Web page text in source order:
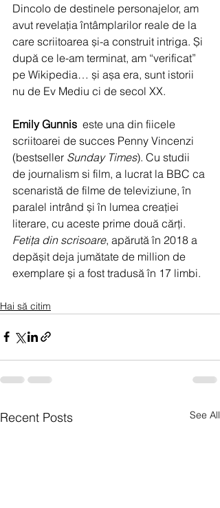
Dincolo de destinele personajelor, am
avut revelația întâmplarilor reale de la
care scriitoarea și-a construit intriga. Și
după ce le-am terminat, am “verificat”
pe Wikipedia… și așa era, sunt istorii
nu de Ev Mediu ci de secol XX.
Emily Gunnis
  este una din fiicele
scriitoarei de succes Penny Vincenzi
(bestseller Sunday Times). Cu studii
de journalism si film, a lucrat la BBC ca
scenaristă de filme de televiziune, în
paralel intrând și în lumea creației
literare, cu aceste prime două cărți.
Fetița din scrisoare, apărută în 2018 a
depășit deja jumătate de million de
exemplare și a fost tradusă în 17 limbi.
Hai să citim
Recent Posts See All